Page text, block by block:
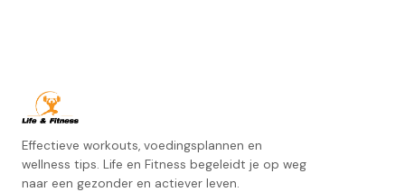
Effectieve workouts, voedingsplannen en
wellness tips. Life en Fitness begeleidt je op weg
naar een gezonder en actiever leven.